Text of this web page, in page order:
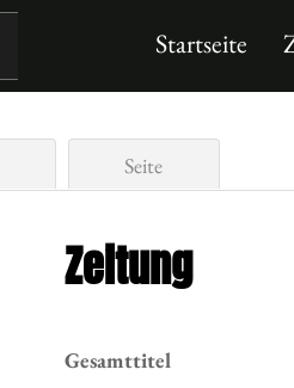
Startseite
Seite
Zeitung
Gesamttitel